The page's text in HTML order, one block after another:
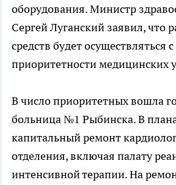
оборудования. Министр
Сергей Луганский заявил, что
средств будет осуществляться
приоритетности медицинских
В число приоритетных вошла
больница №1 Рыбинска. В
капитальный ремонт
отделения, включая палату
интенсивной терапии. На